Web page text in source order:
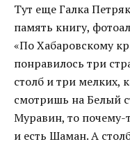
Тут еще Галка
память книгу,
«По Хабаровскому
понравилось три
столб и три мелких,
смотришь на Белый
Муравин, то почему-
и есть Шаман. А